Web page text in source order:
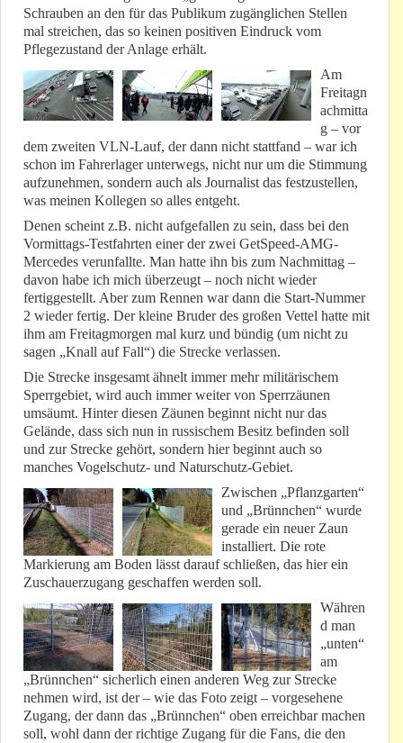
Schrauben an den für das Publikum zugänglichen Stellen
mal streichen, das so keinen positiven Eindruck vom
Pflegezustand der Anlage erhält.
Am
Freitagn
achmitta
g – vor
dem zweiten VLN-Lauf, der dann nicht stattfand – war ich
schon im Fahrerlager unterwegs, nicht nur um die Stimmung
aufzunehmen, sondern auch als Journalist das festzustellen,
was meinen Kollegen so alles entgeht.
Denen scheint z.B. nicht aufgefallen zu sein, dass bei den
Vormittags-Testfahrten einer der zwei GetSpeed-AMG-
Mercedes verunfallte. Man hatte ihn bis zum Nachmittag –
davon habe ich mich überzeugt – noch nicht wieder
fertiggestellt. Aber zum Rennen war dann die Start-Nummer
2 wieder fertig. Der kleine Bruder des großen Vettel hatte mit
ihm am Freitagmorgen mal kurz und bündig (um nicht zu
sagen „Knall auf Fall“) die Strecke verlassen.
Die Strecke insgesamt ähnelt immer mehr militärischem
Sperrgebiet, wird auch immer weiter von Sperrzäunen
umsäumt. Hinter diesen Zäunen beginnt nicht nur das
Gelände, dass sich nun in russischem Besitz befinden soll
und zur Strecke gehört, sondern hier beginnt auch so
manches Vogelschutz- und Naturschutz-Gebiet.
Zwischen „Pflanzgarten“
und „Brünnchen“ wurde
gerade ein neuer Zaun
installiert. Die rote
Markierung am Boden lässt darauf schließen, das hier ein
Zuschauerzugang geschaffen werden soll.
Währen
d man
„unten“
am
„Brünnchen“ sicherlich einen anderen Weg zur Strecke
nehmen wird, ist der – wie das Foto zeigt – vorgesehene
Zugang, der dann das „Brünnchen“ oben erreichbar machen
soll, wohl dann der richtige Zugang für die Fans, die den